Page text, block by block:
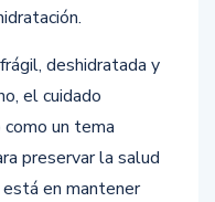
deshidratada y
el cuidado
un tema
preservar la salud
en mantener